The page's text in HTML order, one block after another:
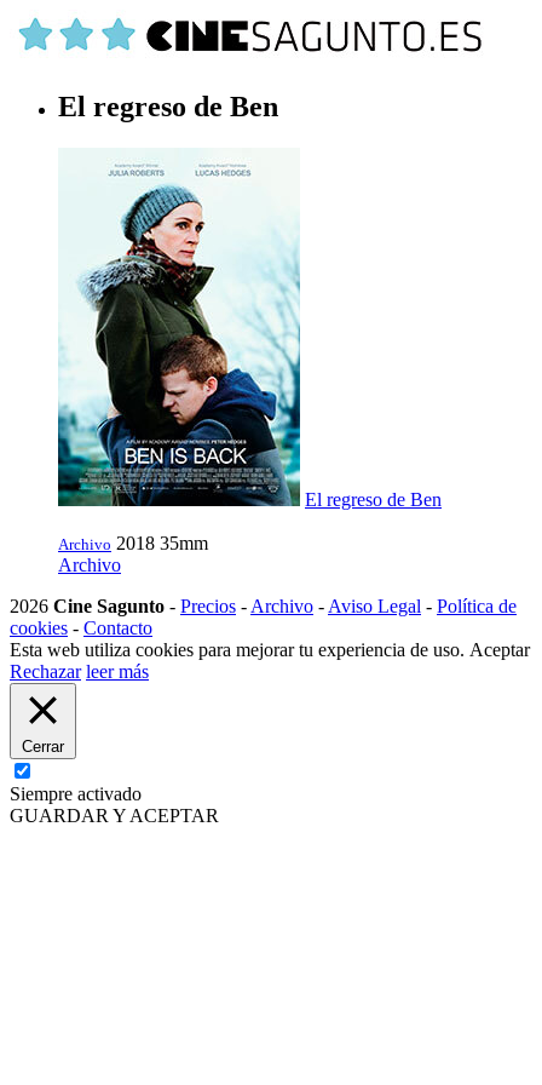
El regreso de Ben
El regreso de Ben
Archivo 2018 35mm
Archivo
2026 Cine Sagunto - Precios - Archivo - Aviso Legal - Política de
cookies - Contacto
Esta web utiliza cookies para mejorar tu experiencia de uso. Aceptar
Rechazar leer más
Cerrar
Siempre activado
GUARDAR Y ACEPTAR